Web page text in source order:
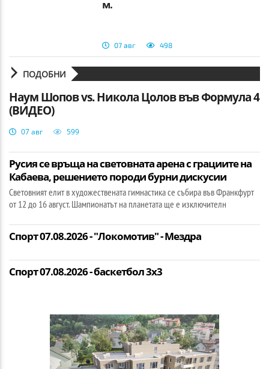
м.
07 авг 498
ПОДОБНИ
Наум Шопов vs. Никола Цолов във Формула 4
(ВИДЕО)
07 авг 599
Русия се връща на световната арена с грациите на
Кабаева, решението породи бурни дискусии
Световният елит в художествената гимнастика се събира във Франкфурт
от 12 до 16 август. Шампионатът на планетата ще е изключителн
Спорт 07.08.2026 - "Локомотив" - Мездра
Спорт 07.08.2026 - баскетбол 3х3